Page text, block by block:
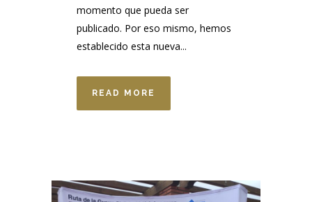
momento que pueda ser
publicado. Por eso mismo, hemos
establecido esta nueva...
READ MORE